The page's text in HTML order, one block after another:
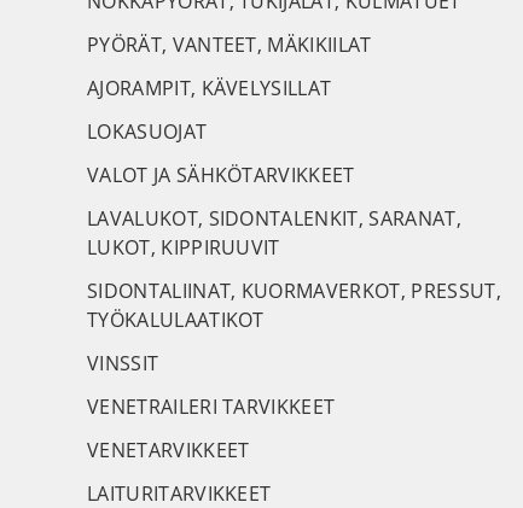
PYÖRÄT, VANTEET, MÄKIKIILAT
AJORAMPIT, KÄVELYSILLAT
LOKASUOJAT
VALOT JA SÄHKÖTARVIKKEET
LAVALUKOT, SIDONTALENKIT, SARANAT,
LUKOT, KIPPIRUUVIT
SIDONTALIINAT, KUORMAVERKOT, PRESSUT,
TYÖKALULAATIKOT
VINSSIT
VENETRAILERI TARVIKKEET
VENETARVIKKEET
LAITURITARVIKKEET